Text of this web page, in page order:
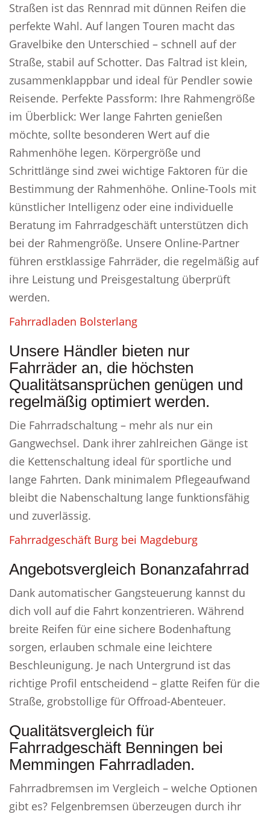
Straßen ist das Rennrad mit dünnen Reifen die
perfekte Wahl. Auf langen Touren macht das
Gravelbike den Unterschied – schnell auf der
Straße, stabil auf Schotter. Das Faltrad ist klein,
zusammenklappbar und ideal für Pendler sowie
Reisende. Perfekte Passform: Ihre Rahmengröße
im Überblick: Wer lange Fahrten genießen
möchte, sollte besonderen Wert auf die
Rahmenhöhe legen. Körpergröße und
Schrittlänge sind zwei wichtige Faktoren für die
Bestimmung der Rahmenhöhe. Online-Tools mit
künstlicher Intelligenz oder eine individuelle
Beratung im Fahrradgeschäft unterstützen dich
bei der Rahmengröße. Unsere Online-Partner
führen erstklassige Fahrräder, die regelmäßig auf
ihre Leistung und Preisgestaltung überprüft
werden.
Fahrradladen Bolsterlang
Unsere Händler bieten nur
Fahrräder an, die höchsten
Qualitätsansprüchen genügen und
regelmäßig optimiert werden.
Die Fahrradschaltung – mehr als nur ein
Gangwechsel. Dank ihrer zahlreichen Gänge ist
die Kettenschaltung ideal für sportliche und
lange Fahrten. Dank minimalem Pflegeaufwand
bleibt die Nabenschaltung lange funktionsfähig
und zuverlässig.
Fahrradgeschäft Burg bei Magdeburg
Angebotsvergleich Bonanzafahrrad
Dank automatischer Gangsteuerung kannst du
dich voll auf die Fahrt konzentrieren. Während
breite Reifen für eine sichere Bodenhaftung
sorgen, erlauben schmale eine leichtere
Beschleunigung. Je nach Untergrund ist das
richtige Profil entscheidend – glatte Reifen für die
Straße, grobstollige für Offroad-Abenteuer.
Qualitätsvergleich für
Fahrradgeschäft Benningen bei
Memmingen Fahrradladen.
Fahrradbremsen im Vergleich – welche Optionen
gibt es? Felgenbremsen überzeugen durch ihr